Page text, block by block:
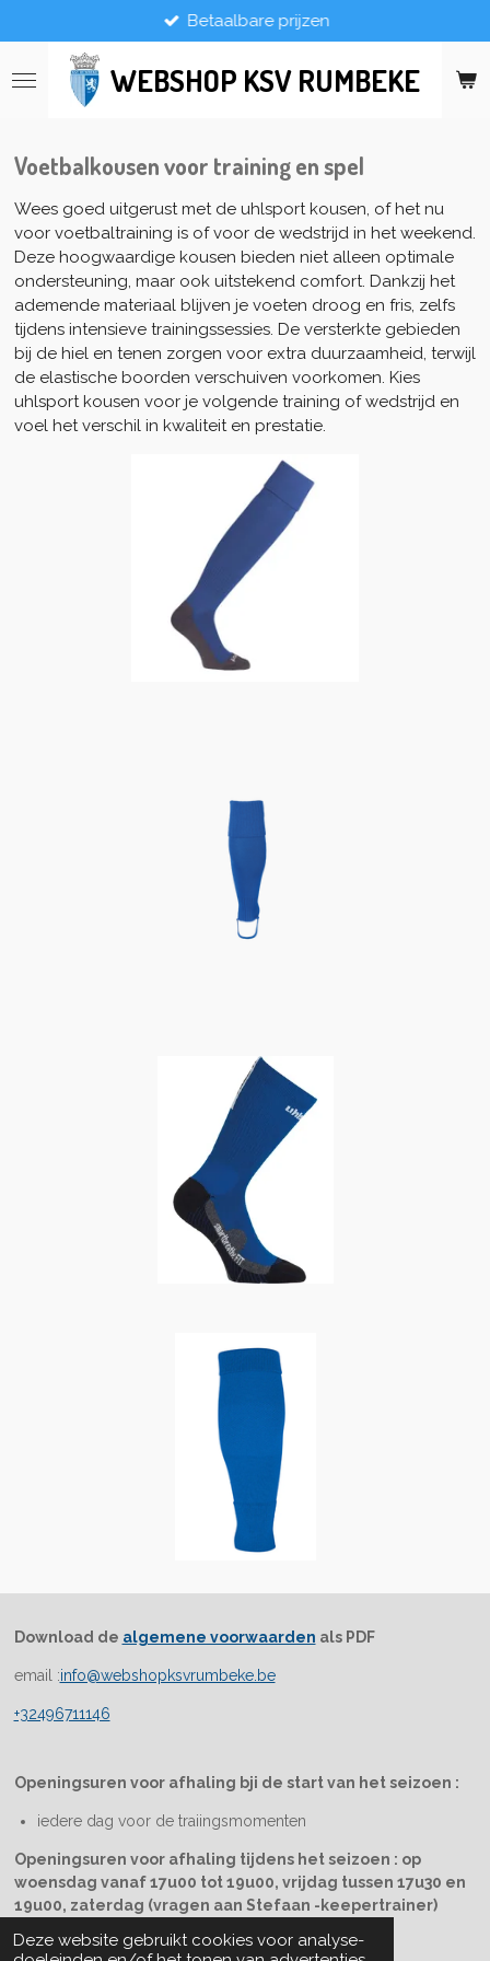
Deze website gebruikt cookies voor analyse-
direct
naar
de
WEBSHOP KSV RUMBEKE
Betaalbare prijzen
Voetbalkousen voor training en spel
Wees goed uitgerust met de uhlsport kousen, of het nu
voor voetbaltraining is of voor de wedstrijd in het weekend.
Deze hoogwaardige kousen bieden niet alleen optimale
ondersteuning, maar ook uitstekend comfort. Dankzij het
ademende materiaal blijven je voeten droog en fris, zelfs
tijdens intensieve trainingssessies. De versterkte gebieden
bij de hiel en tenen zorgen voor extra duurzaamheid, terwijl
de elastische boorden verschuiven voorkomen. Kies
uhlsport kousen voor je volgende training of wedstrijd en
voel het verschil in kwaliteit en prestatie.
Download de algemene voorwaarden als PDF
email :info@webshopksvrumbeke.be
+32496711146
Openingsuren voor afhaling bji de start van het seizoen :
iedere dag voor de traiingsmomenten
Openingsuren voor afhaling tijdens het seizoen : op
woensdag vanaf 17u00 tot 19u00, vrijdag tussen 17u30 en
19u00, zaterdag (vragen aan Stefaan -keepertrainer)
Powered by JouwWeb